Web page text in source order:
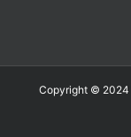
Copyright © 2024